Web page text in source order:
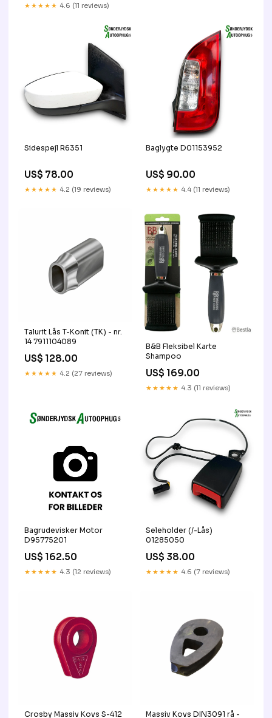
★★★★★ 4.6 (11 reviews)
Sidespejl R6351
US$ 78.00
★★★★★ 4.2 (19 reviews)
Baglygte D01153952
US$ 90.00
★★★★★ 4.4 (11 reviews)
Talurit Lås T-Konit (TK) - nr.
14 7911104089
US$ 128.00
★★★★★ 4.2 (27 reviews)
B&B Fleksibel Karte
Shampoo
US$ 169.00
★★★★★ 4.3 (11 reviews)
Bagrudevisker Motor
D95775201
US$ 162.50
★★★★★ 4.3 (12 reviews)
Seleholder (/-Lås)
01285050
US$ 38.00
★★★★★ 4.6 (7 reviews)
Crosby Massiv Kovs S-412 Massiv Kovs DIN3091 rå -